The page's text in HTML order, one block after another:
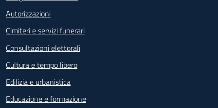
Autorizzazioni
Cimiteri e servizi funerari
Consultazioni elettorali
Cultura e tempo libero
Edilizia e urbanistica
Educazione e formazione